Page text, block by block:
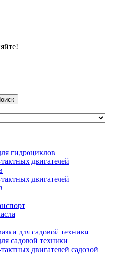
гидроциклов
двигателей
двигателей
для садовой техники
садовой техники
двигателей садовой